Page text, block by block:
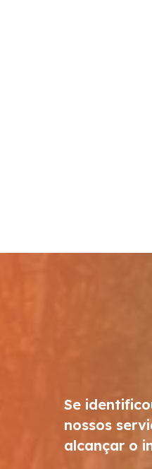
Se
nossos
alcançar o